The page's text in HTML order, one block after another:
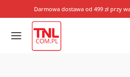
Darmowa dostawa od 499 zł przy